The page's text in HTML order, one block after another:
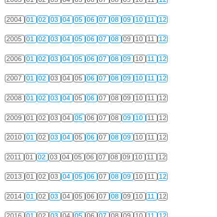
2004 01 02 03 04 05 06 07 08 09 10 11 12
2005 01 02 03 04 05 06 07 08 09 10 11 12
2006 01 02 03 04 05 06 07 08 09 10 11 12
2007 01 02 03 04 05 06 07 08 09 10 11 12
2008 01 02 03 04 05 06 07 08 09 10 11 12
2009 01 02 03 04 05 06 07 08 09 10 11 12
2010 01 02 03 04 05 06 07 08 09 10 11 12
2011 01 02 03 04 05 06 07 08 09 10 11 12
2013 01 02 03 04 05 06 07 08 09 10 11 12
2014 01 02 03 04 05 06 07 08 09 10 11 12